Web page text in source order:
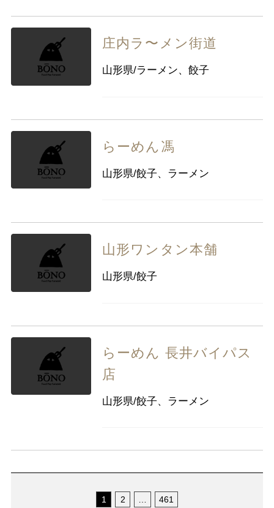
庄内ラ〜メン街道
山形県/ラーメン、餃子
らーめん馮
山形県/餃子、ラーメン
山形ワンタン本舗
山形県/餃子
らーめん 長井バイパス
店
山形県/餃子、ラーメン
1 2 461